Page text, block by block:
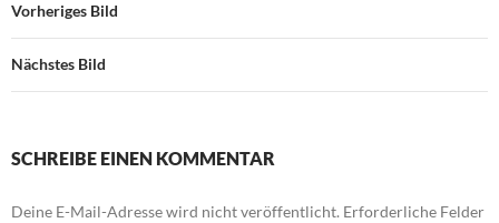
Vorheriges Bild
Nächstes Bild
SCHREIBE EINEN KOMMENTAR
Deine E-Mail-Adresse wird nicht veröffentlicht. Erforderliche Felder